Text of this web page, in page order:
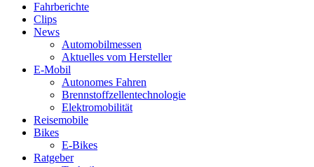
Fahrberichte
Clips
News
Automobilmessen
Aktuelles vom Hersteller
E-Mobil
Autonomes Fahren
Brennstoffzellentechnologie
Elektromobilität
Reisemobile
Bikes
E-Bikes
Ratgeber